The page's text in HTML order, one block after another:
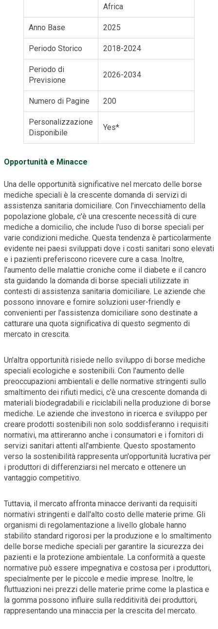
Africa
Anno Base 2025
Periodo Storico 2018-2024
Periodo di
Previsione
2026-2034
Numero di Pagine 200
Personalizzazione
Disponibile
Yes*
Opportunità e Minacce
Una delle opportunità significative nel mercato delle borse
mediche speciali è la crescente domanda di servizi di
assistenza sanitaria domiciliare. Con l'invecchiamento della
popolazione globale, c'è una crescente necessità di cure
mediche a domicilio, che include l'uso di borse speciali per
varie condizioni mediche. Questa tendenza è particolarmente
evidente nei paesi sviluppati dove i costi sanitari sono elevati
e i pazienti preferiscono ricevere cure a casa. Inoltre,
l'aumento delle malattie croniche come il diabete e il cancro
sta guidando la domanda di borse speciali utilizzate in
contesti di assistenza sanitaria domiciliare. Le aziende che
possono innovare e fornire soluzioni user-friendly e
convenienti per l'assistenza domiciliare sono destinate a
catturare una quota significativa di questo segmento di
mercato in crescita.
Un'altra opportunità risiede nello sviluppo di borse mediche
speciali ecologiche e sostenibili. Con l'aumento delle
preoccupazioni ambientali e delle normative stringenti sullo
smaltimento dei rifiuti medici, c'è una crescente domanda di
materiali biodegradabili e riciclabili nella produzione di borse
mediche. Le aziende che investono in ricerca e sviluppo per
creare prodotti sostenibili non solo soddisferanno i requisiti
normativi, ma attireranno anche i consumatori e i fornitori di
servizi sanitari attenti all'ambiente. Questo spostamento
verso la sostenibilità rappresenta un'opportunità lucrativa per
i produttori di differenziarsi nel mercato e ottenere un
vantaggio competitivo.
Tuttavia, il mercato affronta minacce derivanti da requisiti
normativi stringenti e dall'alto costo delle materie prime. Gli
organismi di regolamentazione a livello globale hanno
stabilito standard rigorosi per la produzione e lo smaltimento
delle borse mediche speciali per garantire la sicurezza dei
pazienti e la protezione ambientale. La conformità a queste
normative può essere impegnativa e costosa per i produttori,
specialmente per le piccole e medie imprese. Inoltre, le
fluttuazioni nei prezzi delle materie prime come la plastica e
la gomma possono influire sulla redditività dei produttori,
rappresentando una minaccia per la crescita del mercato.